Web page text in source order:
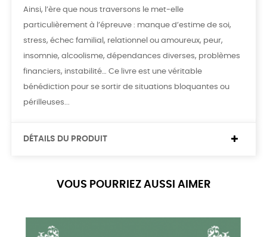
Ainsi, l’ère que nous traversons le met-elle
particulièrement à l’épreuve : manque d’estime de soi,
stress, échec familial, relationnel ou amoureux, peur,
insomnie, alcoolisme, dépendances diverses, problèmes
financiers, instabilité… Ce livre est une véritable
bénédiction pour se sortir de situations bloquantes ou
périlleuses...
DÉTAILS DU PRODUIT
VOUS POURRIEZ AUSSI AIMER